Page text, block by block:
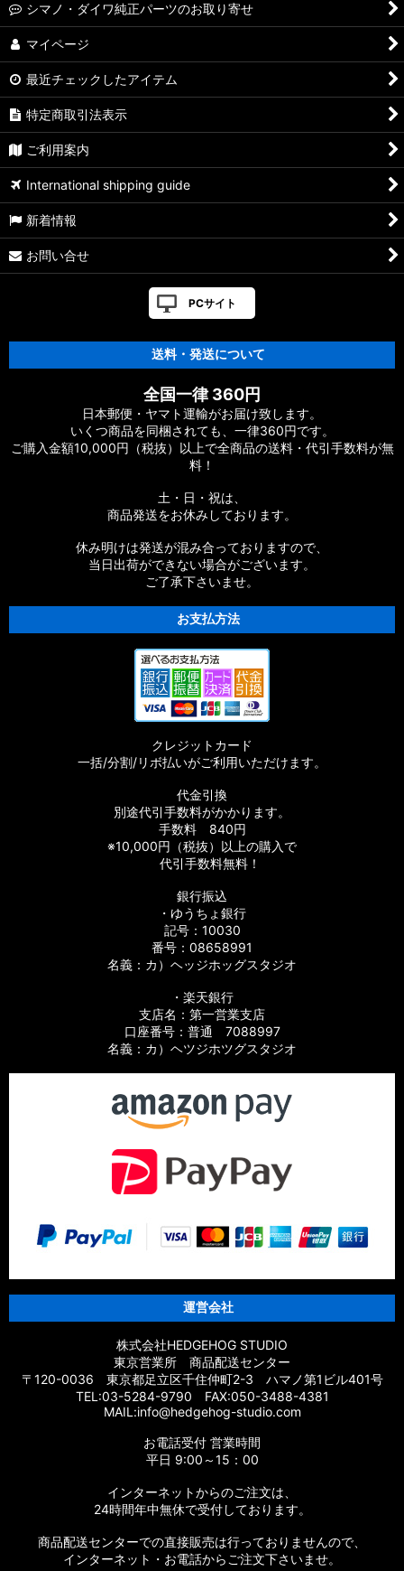
シマノ・ダイワ純正パーツのお取り寄せ
マイページ
最近チェックしたアイテム
特定商取引法表示
ご利用案内
International shipping guide
新着情報
お問い合せ
PCサイト
送料・発送について
全国一律 360円
日本郵便・ヤマト運輸がお届け致します。
いくつ商品を同梱されても、一律360円です。
ご購入金額10,000円（税抜）以上で全商品の送料・代引手数料が無
料！
土・日・祝は、
商品発送をお休みしております。
休み明けは発送が混み合っておりますので、
当日出荷ができない場合がございます。
ご了承下さいませ。
お支払方法
クレジットカード
一括/分割/リボ払いがご利用いただけます。
代金引換
別途代引手数料がかかります。
手数料 840円
※10,000円（税抜）以上の購入で
代引手数料無料！
銀行振込
・ゆうちょ銀行
記号：10030
番号：08658991
名義：カ）ヘッジホッグスタジオ
・楽天銀行
支店名：第一営業支店
口座番号：普通 7088997
名義：カ）ヘツジホツグスタジオ
運営会社
株式会社HEDGEHOG STUDIO
東京営業所 商品配送センター
〒120-0036 東京都足立区千住仲町2-3 ハマノ第1ビル401号
TEL:03-5284-9790 FAX:050-3488-4381
MAIL:info@hedgehog-studio.com
お電話受付 営業時間
平日 9:00～15：00
インターネットからのご注文は、
24時間年中無休で受付しております。
商品配送センターでの直接販売は行っておりませんので、
インターネット・お電話からご注文下さいませ。